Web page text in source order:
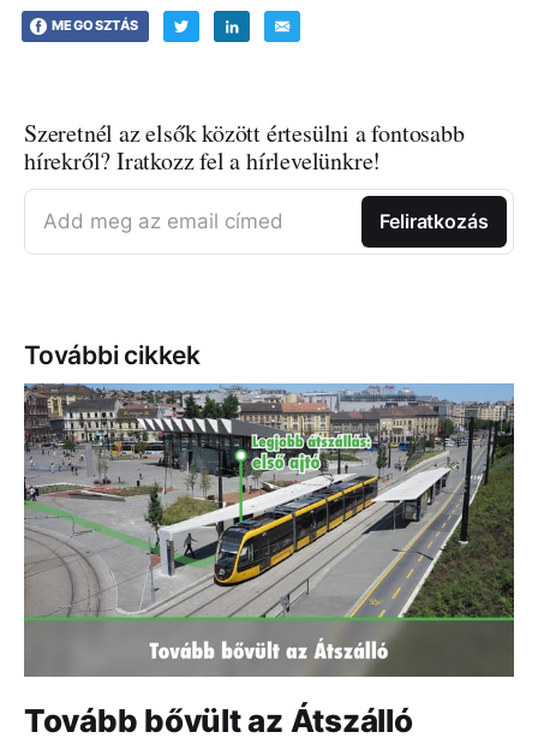
MEGOSZTÁS
Szeretnél az elsők között értesülni a fontosabb
hírekről? Iratkozz fel a hírlevelünkre!
Add meg az email címed Feliratkozás
További cikkek
Tovább bővült az Átszálló